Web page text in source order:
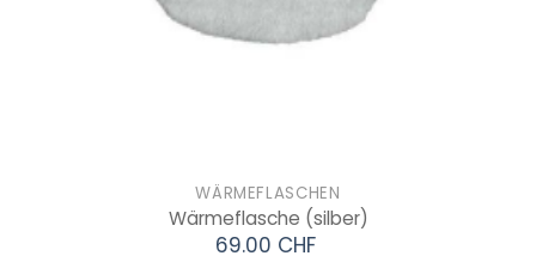
WÄRMEFLASCHEN
Wärmeflasche (silber)
69.00 CHF